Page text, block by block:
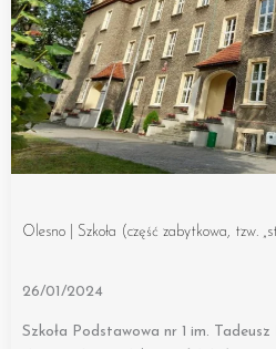
Olesno | Szkoła (część zabytkowa, tzw.
26/01/2024
Szkoła Podstawowa nr 1 im.